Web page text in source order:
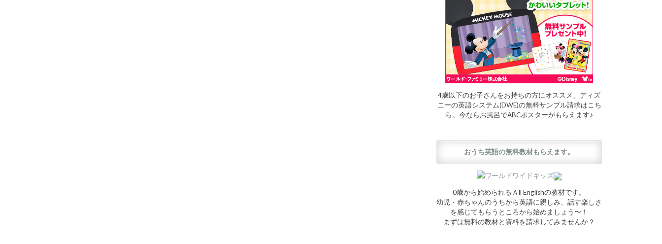
4歳以下のお子さんをお持ちの方にオススメ、ディズ
ニーの英語システム(DWE)の無料サンプル請求はこち
ら。今ならお風呂でABCポスターがもらえます♪
おうち英語の無料教材もらえます。
0歳から始められるＡll Englishの教材です。
幼児・赤ちゃんのうちから英語に親しみ、話す楽しさ
を感じてもらうところから始めましょう〜！
まずは無料の教材と資料を請求してみませんか？